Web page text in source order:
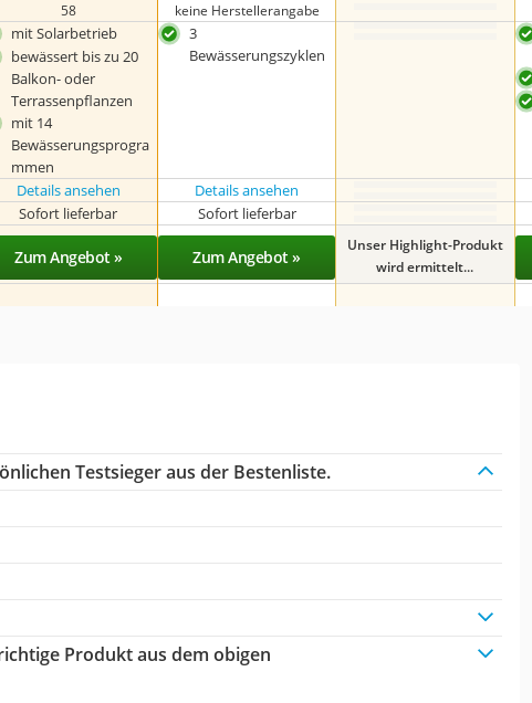
58 keine Herstellerangabe
mit Solarbetrieb
bewässert bis zu 20
Balkon- oder
Terrassenpflanzen
mit 14
Bewässerungsprogra
mmen
3
Bewässerungszyklen
Details ansehen Details ansehen
Sofort lieferbar Sofort lieferbar
Zum Angebot » Zum Angebot »
Unser Highlight-Produkt
wird ermittelt...
Testsieger aus der Bestenliste.
Produkt aus dem obigen